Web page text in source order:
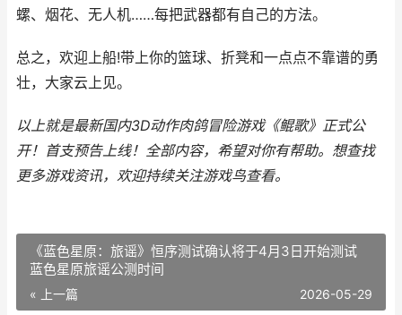
螺、烟花、无人机……每把武器都有自己的方法。
总之，欢迎上船!带上你的篮球、折凳和一点点不靠谱的勇
壮，大家云上见。
以上就是最新国内3D动作肉鸽冒险游戏《鲲歌》正式公
开！首支预告上线！全部内容，希望对你有帮助。 想查找
更多游戏资讯，欢迎持续关注游戏鸟查看。
《蓝色星原：旅谣》恒序测试确认将于4月3日开始测试
蓝色星原旅谣公测时间
« 上一篇 2026-05-29